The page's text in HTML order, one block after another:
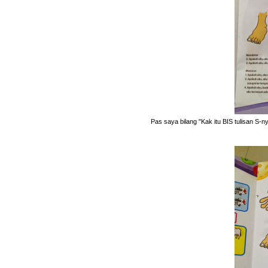
Pas saya bilang "Kak itu BIS tulisan S-